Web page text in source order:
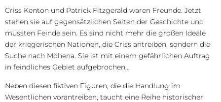
Criss Kenton und Patrick Fitzgerald waren Freunde. Jetzt
stehen sie auf gegensätzlichen Seiten der Geschichte und
müssten Feinde sein. Es sind nicht mehr die großen Ideale
der kriegerischen Nationen, die Criss antreiben, sondern die
Suche nach Mohena. Sie ist mit einem gefährlichen Auftrag
in feindliches Gebiet aufgebrochen…
Neben diesen fiktiven Figuren, die die Handlung im
Wesentlichen vorantreiben, taucht eine Reihe historischer